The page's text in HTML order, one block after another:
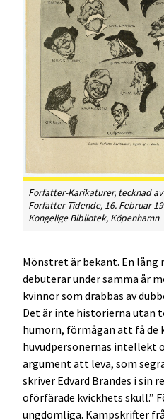
Forfatter-Karikaturer, tecknad av
Forfatter-Tidende, 16. Februar
Kongelige Bibliotek, Köpenhamn
Mönstret är bekant. En lång
debuterar under samma år
kvinnor som drabbas av
Det är inte historierna utan
humorn, förmågan att få de
huvudpersonernas intellekt
argument att leva, som
skriver Edvard Brandes i sin
oförfärade kvickhets skull.”
ungdomliga. Kampskrifter